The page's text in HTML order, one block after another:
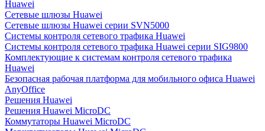
Huawei
Сетевые шлюзы Huawei
Сетевые шлюзы Huawei серии SVN5000
Системы контроля сетевого трафика Huawei
Системы контроля сетевого трафика Huawei серии SIG9800
Комплектующие к системам контроля сетевого трафика
Huawei
Безопасная рабочая платформа для мобильного офиса Huawei
AnyOffice
Решения Huawei
Решения Huawei MicroDC
Коммутаторы Huawei MicroDC